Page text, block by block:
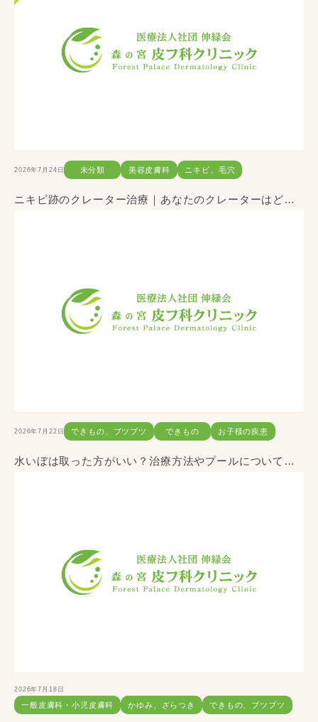
2026年7月24日 未分類 美容皮膚科 ニキビ、毛穴
ニキビ跡のクレーター治療｜あなたのクレーターはどのタイプ？
2026年7月22日 できもの、ブツブツ できもの お子様の疾患
水いぼは取った方がいい？治療方法やプールについて解説します
2026年7月18日
一般皮膚科・小児皮膚科 かゆみ、ざらつき できもの、ブツブツ